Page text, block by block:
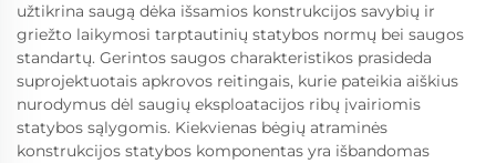
užtikrina saugą dėka išsamios konstrukcijos savybių ir
griežto laikymosi tarptautinių statybos normų bei saugos
standartų. Gerintos saugos charakteristikos prasideda
suprojektuotais apkrovos reitingais, kurie pateikia aiškius
nurodymus dėl saugių eksploatacijos ribų įvairiomis
statybos sąlygomis. Kiekvienas bėgių atraminės
konstrukcijos statybos komponentas yra išbandomas